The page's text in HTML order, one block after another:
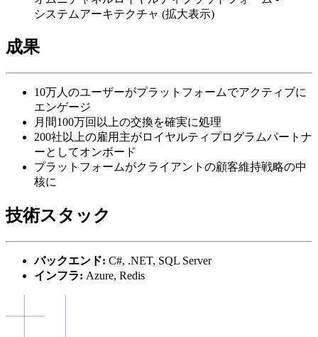
システムアーキテクチャ (拡大表示)
成果
10万人のユーザーがプラットフォームでアクティブに
エンゲージ
月間100万回以上の交換を確実に処理
200社以上の雇用主がロイヤルティプログラムパートナ
ーとしてオンボード
プラットフォームがクライアントの顧客維持戦略の中
核に
技術スタック
バックエンド: C#, .NET, SQL Server
インフラ: Azure, Redis